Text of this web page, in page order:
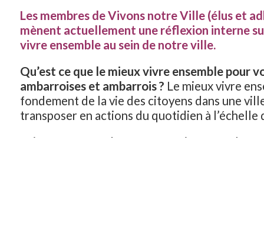
Les membres de Vivons notre Ville (élus et
mènent actuellement une réflexion interne
vivre ensemble au sein de notre ville.
Qu’est ce que le mieux vivre ensemble pour
ambarroises et ambarrois ? Le mieux vivre
fondement de la vie des citoyens dans une
transposer en actions du quotidien à l’échelle
Faites nous part de vos suggestions et